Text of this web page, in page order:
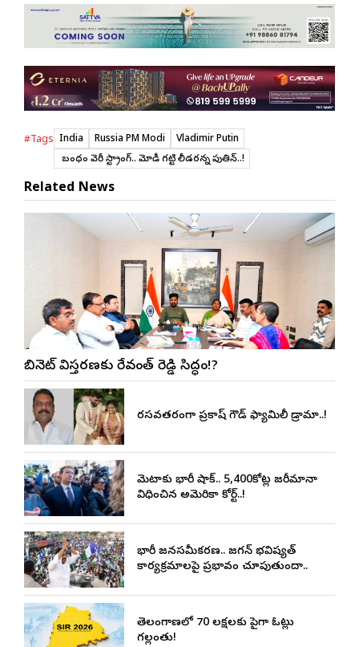
#Tags India Russia PM Modi
Vladimir Putin
మా బంధం వెరీ స్ట్రాంగ్.. మోడీ గట్టి లీడరన్న పుతిన్..!
Related News
కేబినెట్ విస్తరణకు రేవంత్ రెడ్డి సిద్ధం!?
రసవత్తరంగా ప్రకాష్ గౌడ్ ఫ్యామిలీ డ్రామా..!
మెటాకు భారీ షాక్.. 5,400కోట్ల జరీమానా
విధించిన అమెరికా కోర్ట్..!
భారీ జనసమీకరణ.. జగన్ భవిష్యత్
కార్యక్రమాలపై ప్రభావం చూపుతుందా..
తెలంగాణలో 70 లక్షలకు పైగా ఓట్లు
గల్లంతు!